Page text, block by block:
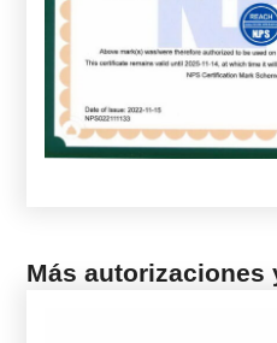
Más autorizaciones